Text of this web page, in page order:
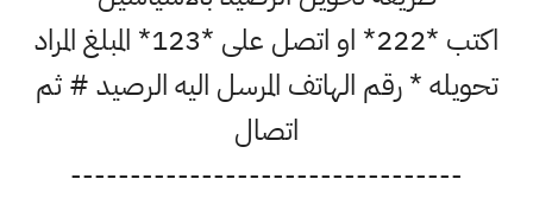
اكتب *222* او اتصل على *123* المبلغ المراد
تحويله * رقم الهاتف المرسل اليه الرصيد # ثم
اتصال
---------------------------------